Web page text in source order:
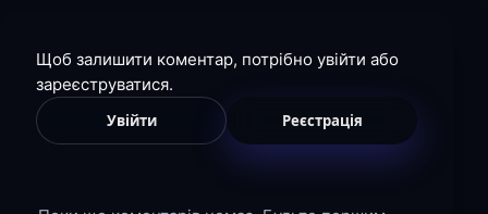
Щоб залишити коментар, потрібно увійти або
зареєструватися.
Увійти Реєстрація